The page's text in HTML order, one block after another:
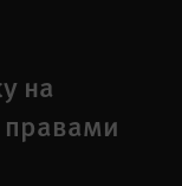
на
правами